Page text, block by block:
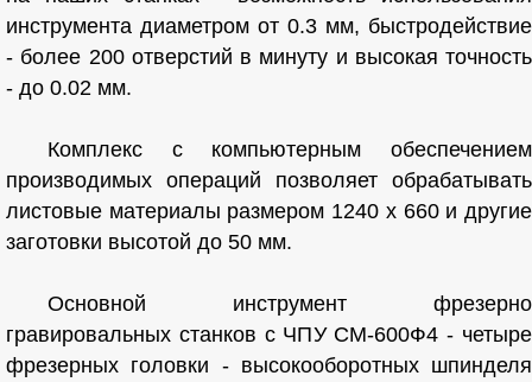
инструмента диаметром от 0.3 мм, быстродействие
- более 200 отверстий в минуту и высокая точность
- до 0.02 мм.
Комплекс с компьютерным обеспечением
производимых операций позволяет обрабатывать
листовые материалы размером 1240 х 660 и другие
заготовки высотой до 50 мм.
Основной инструмент фрезерно
гравировальных станков с ЧПУ СМ-600Ф4 - четыре
фрезерных головки - высокооборотных шпинделя